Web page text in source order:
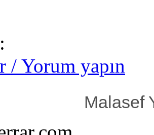
/ Yorum yapın
Malasef